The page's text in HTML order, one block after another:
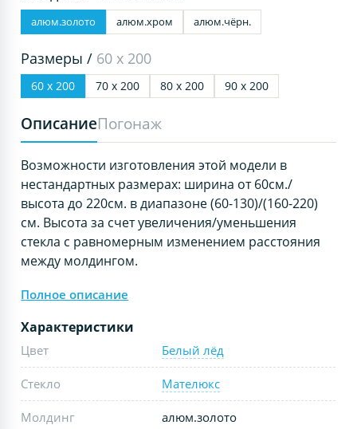
алюм.золото алюм.хром алюм.чёрн.
Размеры / 60 х 200
60 х 200 70 х 200 80 х 200 90 х 200
ОписаниеПогонаж
Возможности изготовления этой модели в
нестандартных размерах: ширина от 60см./
высота до 220см. в диапазоне (60-130)/(160-220)
см. Высота за счет увеличения/уменьшения
стекла с равномерным изменением расстояния
между молдингом.
Полное описание
Характеристики
Цвет Белый лёд
Стекло Мателюкс
Молдинг алюм.золото